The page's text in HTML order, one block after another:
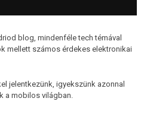
blog, mindenféle tech témával
mellett számos érdekes elektronikai
jelentkezünk, igyekszünk azonnal
a mobilos világban.